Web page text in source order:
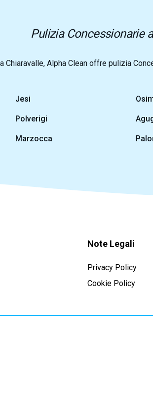
Pulizia Concessionarie
Chiaravalle, Alpha Clean offre pulizia
Jesi
Polverigi
Marzocca
Note Legali
Privacy Policy
Cookie Policy